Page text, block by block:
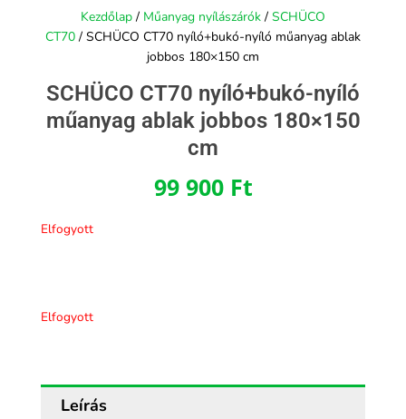
Kezdőlap / Műanyag nyílászárók / SCHÜCO
CT70 / SCHÜCO CT70 nyíló+bukó-nyíló műanyag ablak
jobbos 180×150 cm
SCHÜCO CT70 nyíló+bukó-nyíló
műanyag ablak jobbos 180×150
cm
99 900 Ft
Elfogyott
Elfogyott
Leírás